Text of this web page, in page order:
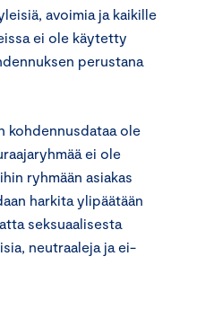
avoimia ja kaikille
ei ole käytetty
perustana
kohdennusdataa ole
ei ole
ryhmään asiakas
harkita ylipäätään
seksuaalisesta
neutraaleja ja ei-